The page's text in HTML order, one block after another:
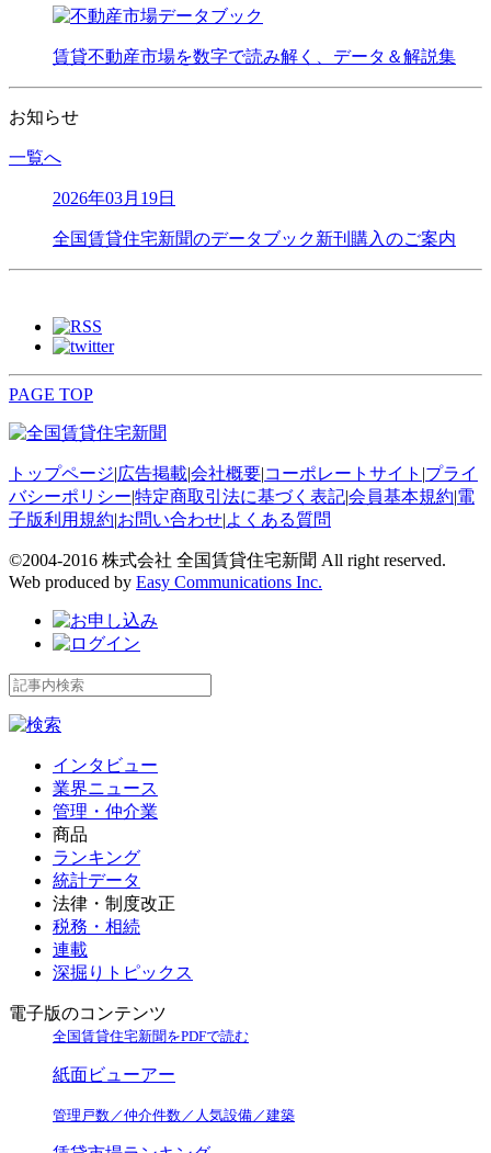
賃貸不動産市場を数字で読み解く、データ＆解説集
お知らせ
一覧へ
2026年03月19日
全国賃貸住宅新聞のデータブック新刊購入のご案内
PAGE TOP
トップページ|広告掲載|会社概要|コーポレートサイト |プライ
バシーポリシー|特定商取引法に基づく表記|会員基本規約|電
子版利用規約|お問い合わせ|よくある質問
©2004-2016 株式会社 全国賃貸住宅新聞 All right reserved.
Web produced by Easy Communications Inc.
インタビュー
業界ニュース
管理・仲介業
商品
ランキング
統計データ
法律・制度改正
税務・相続
連載
深掘りトピックス
電子版のコンテンツ
全国賃貸住宅新聞をPDFで読む
紙面ビューアー
管理戸数／仲介件数／人気設備／建築